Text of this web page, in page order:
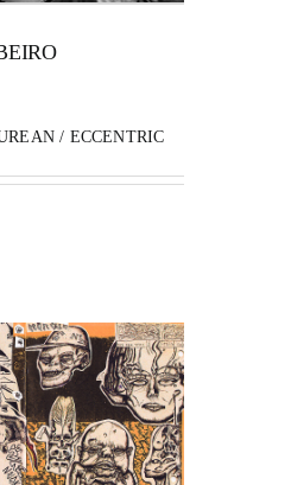
/ ECCENTRIC